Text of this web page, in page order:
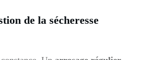
de la sécheresse